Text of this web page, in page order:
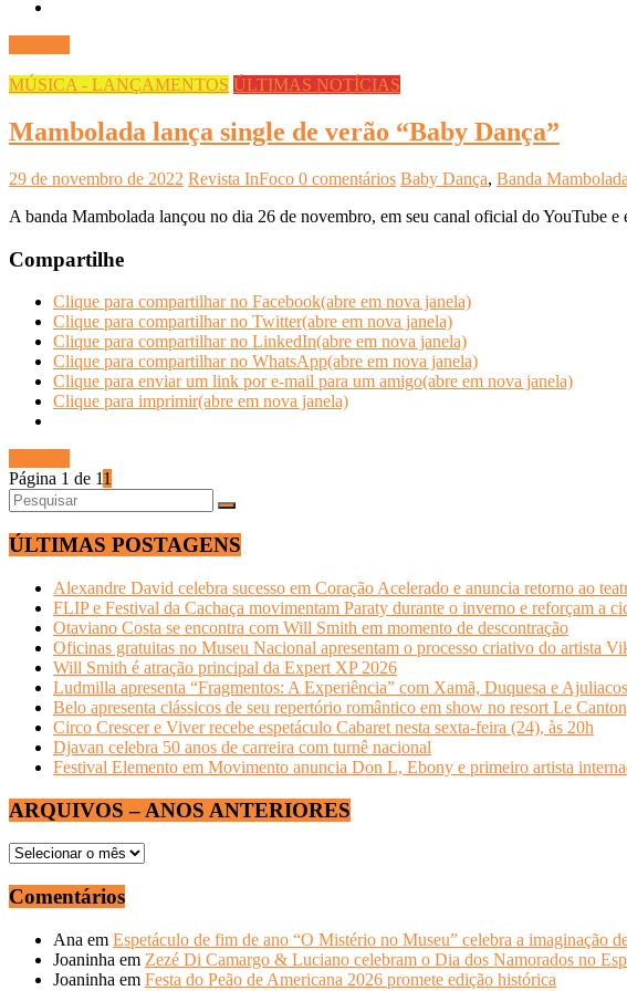
MÚSICA - LANÇAMENTOS ÚLTIMAS NOTÍCIAS
Mambolada lança single de verão “Baby Dança”
29 de novembro de 2022 Revista InFoco 0 comentários Baby Dança, Banda Mambolada
A banda Mambolada lançou no dia 26 de novembro, em seu canal oficial do YouTube e
Compartilhe
Clique para compartilhar no Facebook(abre em nova janela)
Clique para compartilhar no Twitter(abre em nova janela)
Clique para compartilhar no LinkedIn(abre em nova janela)
Clique para compartilhar no WhatsApp(abre em nova janela)
Clique para enviar um link por e-mail para um amigo(abre em nova janela)
Clique para imprimir(abre em nova janela)
Página 1 de 11
ÚLTIMAS POSTAGENS
Alexandre David celebra sucesso em Coração Acelerado e anuncia retorno ao
FLIP e Festival da Cachaça movimentam Paraty durante o inverno e reforçam a
Otaviano Costa se encontra com Will Smith em momento de descontração
Oficinas gratuitas no Museu Nacional apresentam o processo criativo do artista
Will Smith é atração principal da Expert XP 2026
Ludmilla apresenta “Fragmentos: A Experiência” com Xamã, Duquesa e
Belo apresenta clássicos de seu repertório romântico em show no resort Le
Circo Crescer e Viver recebe espetáculo Cabaret nesta sexta-feira (24), às 20h
Djavan celebra 50 anos de carreira com turnê nacional
Festival Elemento em Movimento anuncia Don L, Ebony e primeiro artista
ARQUIVOS – ANOS ANTERIORES
ARQUIVOS
ANOS
ANTERIORES
Comentários
Ana em Espetáculo de fim de ano “O Mistério no Museu” celebra a imaginação
Joaninha em Zezé Di Camargo & Luciano celebram o Dia dos Namorados no
Joaninha em Festa do Peão de Americana 2026 promete edição histórica